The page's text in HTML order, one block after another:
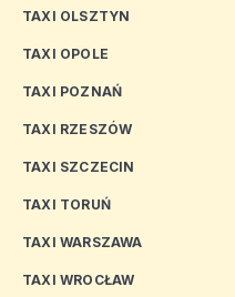
TAXI OLSZTYN
TAXI OPOLE
TAXI POZNAŃ
TAXI RZESZÓW
TAXI SZCZECIN
TAXI TORUŃ
TAXI WARSZAWA
TAXI WROCŁAW